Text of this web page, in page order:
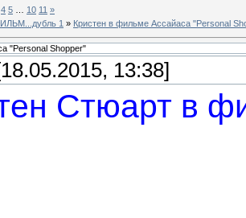
4 5 10 11 »
1 » Кристен в фильме Ассайаса "Personal
"Personal Shopper"
13:38]
Стюарт в